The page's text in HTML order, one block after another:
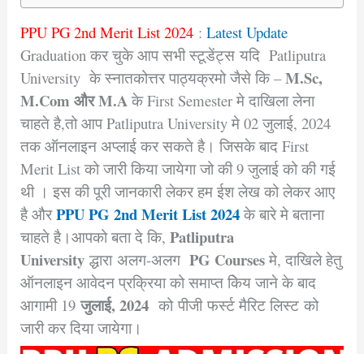
PPU PG 2nd Merit List 2024: Latest Update
Graduation कर चुके आप सभी स्टूडेंट्स यदि Patliputra
University के स्नातकोत्तर पाठ्यक्रमो जैसे कि –M.Sc,
M.Com और M.Aके First Semester मे दाखिला लेना
चाहते है,तो आप Patliputra University मे 02 जुलाई, 2024
तक ऑनलाइन अप्लाई कर सकते है। जिसके बाद First
Merit List को जारी किया जायेगा जो की 9 जुलाई को की गई
थी । इस की पूरी जानकारी लेकर हम ईश लेख को लेकर आए
है औरPPU PG 2nd Merit List 2024के बारे मे बताना
चाहते है।आपको बता दे कि, Patliputra
Universityद्धारा अलग-अलग PG Coursesमे, दाखिले हेतु
ऑनलाइन आवेदन प्रक्रिया को समाप्त किेय जाने के बाद
आगामी 19जुलाई, 2024को पीजी फर्स्ट मैरिट लिस्ट को
जारी कर दिया जायेगा।